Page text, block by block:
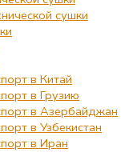
сушки
в Китай
в Грузию
в Азербайджан
в Узбекистан
в Иран